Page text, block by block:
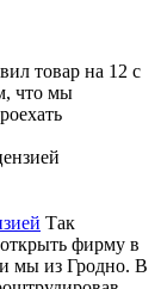
товар на 12 с
что мы
Так
фирму в
мы из Гродно. В